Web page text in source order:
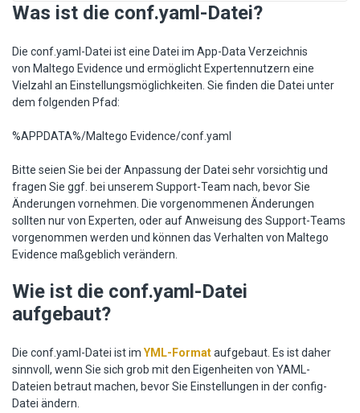
Was ist die conf.yaml-Datei?
Die conf.yaml-Datei ist eine Datei im App-Data Verzeichnis
von Maltego Evidence und ermöglicht Expertennutzern eine
Vielzahl an Einstellungsmöglichkeiten. Sie finden die Datei unter
dem folgenden Pfad:
%APPDATA%/Maltego Evidence/conf.yaml
Bitte seien Sie bei der Anpassung der Datei sehr vorsichtig und
fragen Sie ggf. bei unserem Support-Team nach, bevor Sie
Änderungen vornehmen. Die vorgenommenen Änderungen
sollten nur von Experten, oder auf Anweisung des Support-Teams
vorgenommen werden und können das Verhalten von Maltego
Evidence maßgeblich verändern.
Wie ist die conf.yaml-Datei
aufgebaut?
Die conf.yaml-Datei ist im YML-Formataufgebaut. Es ist daher
sinnvoll, wenn Sie sich grob mit den Eigenheiten von YAML-
Dateien betraut machen, bevor Sie Einstellungen in der config-
Datei ändern.